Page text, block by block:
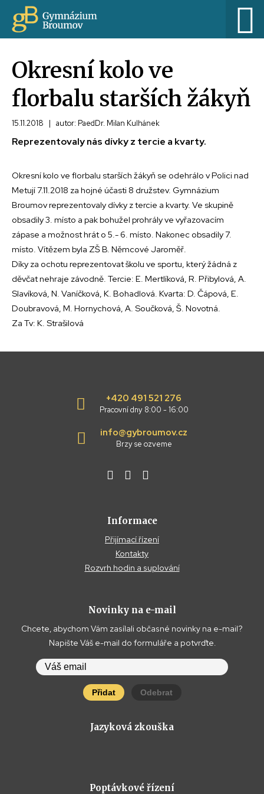
Okresní kolo ve
florbalu starších žákyň
15.11.2018 | autor: PaedDr. Milan Kulhánek
Reprezentovaly nás dívky z tercie a kvarty.
Okresní kolo ve florbalu starších žákyň se odehrálo v Polici nad
Metují 7.11.2018 za hojné účasti 8 družstev. Gymnázium
Broumov reprezentovaly dívky z tercie a kvarty. Ve skupině
obsadily 3. místo a pak bohužel prohrály ve vyřazovacím
zápase a možnost hrát o 5.- 6. místo. Nakonec obsadily 7.
místo. Vítězem byla ZŠ B. Němcové Jaroměř.
Díky za ochotu reprezentovat školu ve sportu, který žádná z
děvčat nehraje závodně. Tercie: E. Mertlíková, R. Přibylová, A.
Slavíková, N. Vaníčková, K. Bohadlová. Kvarta: D. Čápová, E.
Doubravová, M. Hornychová, A. Součková, Š. Novotná.
Za Tv: K. Strašilová
+420 491 521 276
Pracovní dny 8:00 - 16:00
info@gybroumov.cz
Brzy se ozveme
Informace
Přijímací řízení
Kontakty
Rozvrh hodin a suplování
Novinky na e-mail
Chcete, abychom Vám zasílali občasné novinky na e-mail?
Napište Váš e-mail do formuláře a potvrďte.
Přidat Odebrat
Jazyková zkouška
Poptávkové řízení